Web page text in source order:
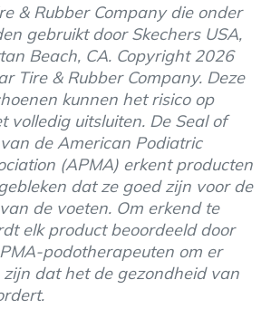
& Rubber Company die onder
gebruikt door Skechers USA,
Beach, CA. Copyright 2026
Tire & Rubber Company. Deze
kunnen het risico op
volledig uitsluiten. De Seal of
de American Podiatric
(APMA) erkent producten
dat ze goed zijn voor de
de voeten. Om erkend te
elk product beoordeeld door
podotherapeuten om er
dat het de gezondheid van